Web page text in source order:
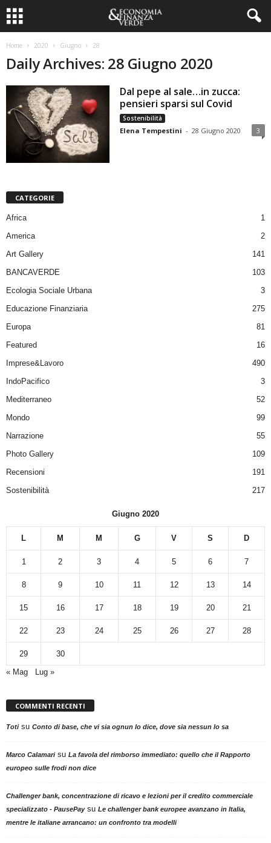
Home 2020 Giugno 28
Daily Archives: 28 Giugno 2020
Dal pepe al sale…in zucca:
pensieri sparsi sul Covid
Sostenibilità
Elena Tempestini - 28 Giugno 2020 3
CATEGORIE
Africa
1
America
2
Art Gallery
141
BANCAVERDE
103
Ecologia Sociale Urbana
3
Educazione Finanziaria
275
Europa
81
Featured
16
Imprese&Lavoro
490
IndoPacifico
3
Mediterraneo
52
Mondo
99
Narrazione
55
Photo Gallery
109
Recensioni
191
Sostenibilità
217
Giugno 2020
L M M G V S D
1 2 3 4 5 6 7
8 9 10 11 12 13 14
15 16 17 18 19 20 21
22 23 24 25 26 27 28
29
30
« Mag
Lug »
COMMENTI RECENTI
Totisu Conto di base, che vi sia ognun lo dice, dove sia nessun lo sa
Marco Calamarisu La favola del rimborso immediato: quello che il Rapporto
europeo sulle frodi non dice
Challenger bank, concentrazione di ricavo e lezioni per il credito commerciale
specializzato - PausePaysu Le challenger bank europee avanzano in Italia,
mentre le italiane arrancano: un confronto tra modelli